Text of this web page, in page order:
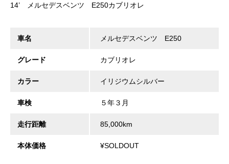
14’ メルセデスベンツ E250カブリオレ
車名 メルセデスベンツ E250
グレード カブリオレ
カラー イリジウムシルバー
車検 ５年３月
走行距離 85,000km
本体価格 ¥SOLDOUT